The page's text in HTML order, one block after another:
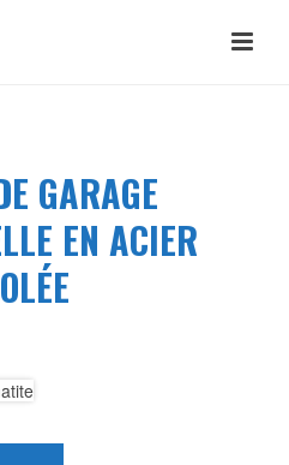
GARAGE
EN ACIER